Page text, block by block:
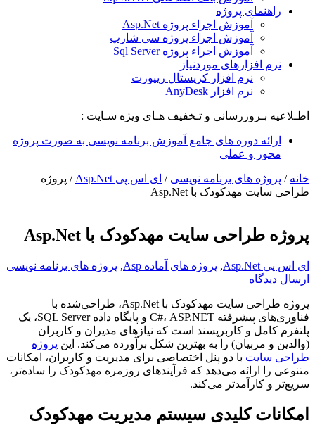
راهنمای پروژه
آموزش اجراء پروژه Asp.Net
آموزش اجراء پروژه سی شارپ
آموزش اجراء پروژه Sql Server
نرم افزارهای موردنیاز
نرم افزار کریستال ریپورت
نرم افزار AnyDesk
اطـلاعیه بـروزرسانی و تـخفیف هـای ویژه سـایت :
ارائه دوره های جامع آموزش برنامه نویسی به صورت پروژه
محور و عملی
خانه / پروژه های برنامه نویسی / ای اس پی Asp.Net / پروژه
طراحی سایت مهدکودک با Asp.Net
پروژه طراحی سایت مهدکودک با Asp.Net
ای اس پی Asp.Net , پروژه های آماده Asp , پروژه های برنامه نویسی
ارسال دیدگاه
پروژه طراحی سایت مهدکودک با Asp.Net، طراحی‌شده با
فناوری‌های پیشرفته C#، ASP.NET و پایگاه داده SQL Server، یک
پلتفرم کامل و کاربرپسند است که نیازهای مدیران و کاربران
(والدین و مربیان) را به بهترین شکل برآورده می‌کند. این پروژه
طراحی سایت با دو پنل اختصاصی برای مدیریت و کاربران، امکانات
متنوعی را ارائه می‌دهد که فرآیندهای روزمره مهدکودک را ساده‌تر،
سریع‌تر و کارآمدتر می‌کند.
امکانات کلیدی سیستم مدیریت مهدکودک